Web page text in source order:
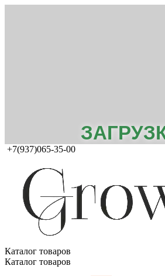
+7(937)065-35-00
Каталог товаров
Каталог товаров